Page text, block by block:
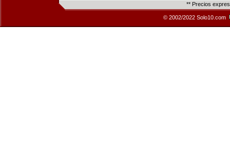
** Precios
© 2002/2022 Solo10.com